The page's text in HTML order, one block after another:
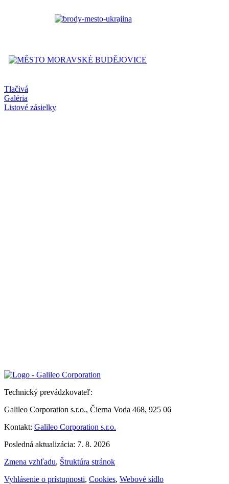
Tlačivá
Galéria
Listové zásielky
Technický prevádzkovateľ:
Galileo Corporation s.r.o., Čierna Voda 468, 925 06
Kontakt: Galileo Corporation s.r.o.
Posledná aktualizácia: 7. 8. 2026
Zmena vzhľadu, Štruktúra stránok
Vyhlásenie o prístupnosti, Cookies, Webové sídlo